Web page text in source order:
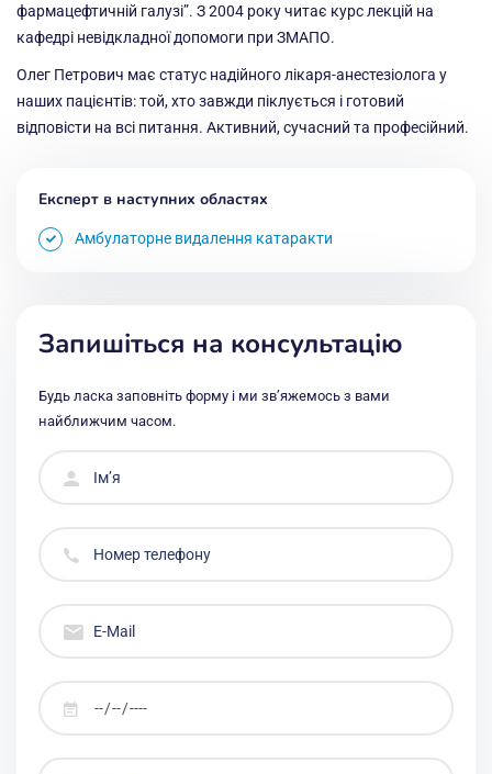
фармацефтичній галузі”. З 2004 року читає курс лекцій на
кафедрі невідкладної допомоги при ЗМАПО.
Олег Петрович має статус надійного лікаря-анестезіолога у
наших пацієнтів: той, хто завжди піклується і готовий
відповісти на всі питання. Активний, сучасний та професійний.
Експерт в наступних областях
Амбулаторне видалення катаракти
Запишіться на консультацію
Будь ласка заповніть форму і ми звʼяжемось з вами
найближчим часом.